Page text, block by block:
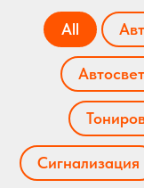
All
Автосвет
Сигнализация